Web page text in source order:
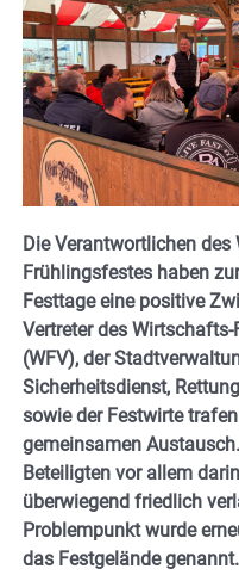
Die Verantwortlichen des
Frühlingsfestes haben
Festtage eine positive
Vertreter des
(WFV), der
Sicherheitsdienst,
sowie der Festwirte
gemeinsamen
Beteiligten vor allem
überwiegend friedlich
Problempunkt wurde
das Festgelände genannt.